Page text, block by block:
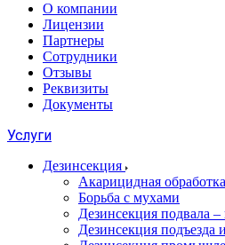
О компании
Лицензии
Партнеры
Сотрудники
Отзывы
Реквизиты
Документы
Услуги
Дезинсекция
Акарицидная обработка
Борьба с мухами
Дезинсекция подвала
Дезинсекция подъезда